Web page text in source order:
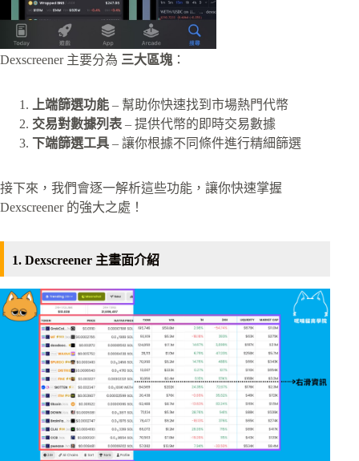
Dexscreener 主要分為 三大區塊 ：
上端篩選功能 – 幫助你快速找到市場熱門代幣
交易對數據列表 – 提供代幣的即時交易數據
下端篩選工具 – 讓你根據不同條件進行精細篩選
接下來，我們會逐一解析這些功能，讓你快速掌握
Dexscreener 的強大之處！
1. Dexscreener 主畫面介紹